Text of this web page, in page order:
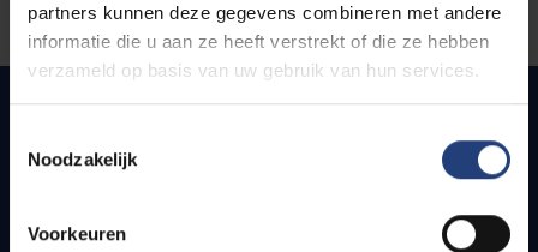
partners kunnen deze gegevens combineren met andere
informatie die u aan ze heeft verstrekt of die ze hebben
verzameld op basis van uw gebruik van hun services.
Noodzakelijk
Voorkeuren
Snel naar